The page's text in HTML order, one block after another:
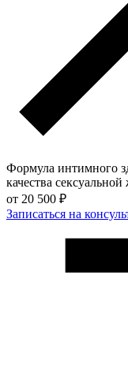
Формула интимного
качества
от 20 500 ₽
Записаться на